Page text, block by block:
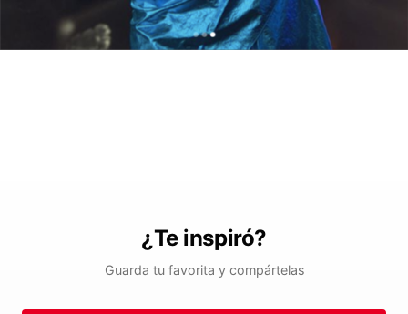
¿Te inspiró?
Guarda tu favorita y compártelas